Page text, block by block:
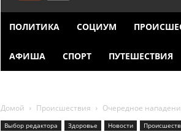
ПОЛИТИКА СОЦИУМ
АФИША СПОРТ ПУТЕШЕСТВИЯ
Домой Происшествия Очередное
Выбор редактора Здоровье Новости